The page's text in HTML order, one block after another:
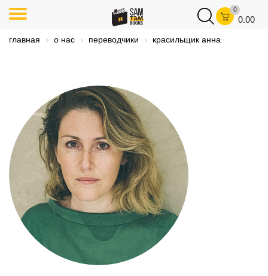
0
0.00
главная о нас переводчики красильщик анна